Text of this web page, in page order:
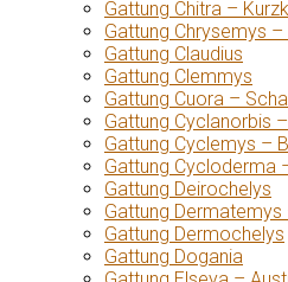
Gattung Chitra –
Gattung Chrysemys
Gattung Claudius
Gattung Clemmys
Gattung Cuora –
Gattung Cyclanorbis
Gattung Cyclemys –
Gattung Cycloderma
Gattung Deirochelys
Gattung
Gattung Dermochelys
Gattung Dogania